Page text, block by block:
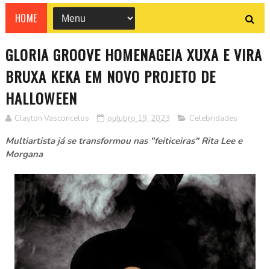
HOME
GLORIA GROOVE HOMENAGEIA XUXA E VIRA
BRUXA KEKA EM NOVO PROJETO DE
HALLOWEEN
Clayton Vasconcelos outubro 19, 2023 Celebridades
Multiartista já se transformou nas "feiticeiras" Rita Lee e
Morgana